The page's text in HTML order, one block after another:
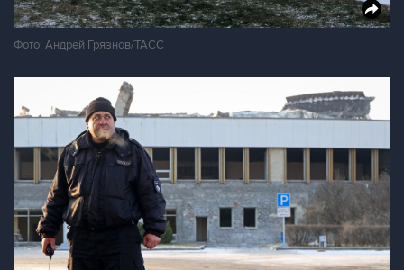
Фото: Андрей Грязнов/ТАСС